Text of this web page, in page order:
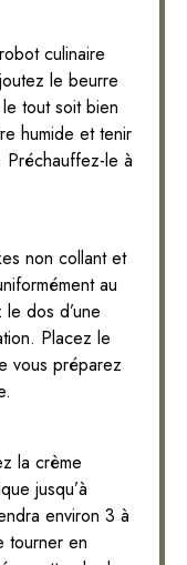
culinaire
le beurre
tout soit bien
humide et tenir
Préchauffez-le à
non collant et
au
dos d’une
Placez le
vous préparez
la crème
jusqu’à
environ 3 à
tourner en